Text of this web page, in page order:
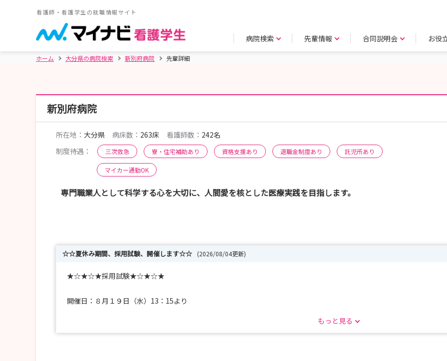
看護師・看護学生の就職情報サイト
病院検索 先輩情報 合同説明会 お役
ホーム 大分県の病院検索 新別府病院 先輩詳細
新別府病院
所在地： 大分県 病床数： 263床 看護師数： 242名
制度待遇：
三次救急 寮・住宅補助あり 資格支援あり 退職金制度あり 託児所あり
マイカー通勤OK
専門職業人として科学する心を大切に、人間愛を核とした医療実践を目指します。
☆☆夏休み期間、採用試験、開催します☆☆ (2026/08/04更新)
★☆★☆★採用試験★☆★☆★
開催日：８月１９日（水）13：15より
もっと見る